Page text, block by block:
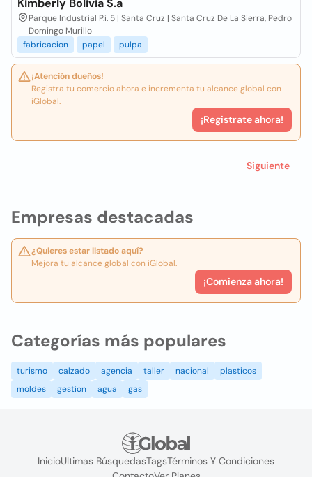
Empresas destacadas
¿Quieres estar listado aquí?
Mejora tu alcance global con iGlobal.
¡Comienza ahora!
Kimberly Bolivia S.a
Parque Industrial P.i. 5 | Santa Cruz | Santa Cruz De La Sierra, Pedro
Domingo Murillo
fabricacion
papel pulpa
¡Atención dueños!
Registra tu comercio ahora e incrementa tu alcance global con
iGlobal.
¡Registrate ahora!
Siguiente
Categorías más populares
turismo calzado agencia taller nacional
plasticos
moldes
gestion agua gas
InicioUltimas BúsquedasTagsTérminos Y Condiciones